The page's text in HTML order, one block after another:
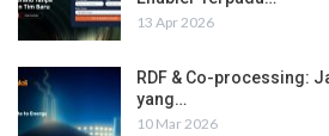
13 Apr 2026
RDF & Co-processing:
yang…
10 Mar 2026